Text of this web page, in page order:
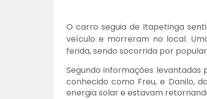
O carro seguia de Itapetinga
veículo e morreram no local.
ferida, sendo socorrida por
Segundo informações
conhecido como Freu, e Danilo,
energia solar e estavam